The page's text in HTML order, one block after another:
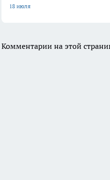
18 июля
Комментарии на этой